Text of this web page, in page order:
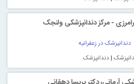
- مرکز دندانپزشکی ولنجک
دندانپزشک در زعفرانیه
|دندانپزشک